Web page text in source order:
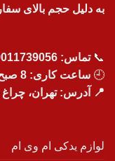
به دلیل حجم بالای
📞تماس:
🕘 ساعت کاری: 8 صبح تا 9 شب
📍 آدرس: تهران، چراغ
لوازم یدکی ام وی ام